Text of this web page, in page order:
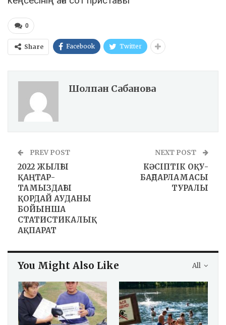
0
Share Facebook Twitter
Шолпан Сабанова
PREV POST
2022 ЖЫЛҒЫ
ҚАҢТАР-
ТАМЫЗДАҒЫ
ҚОРДАЙ АУДАНЫ
БОЙЫНША
СТАТИСТИКАЛЫҚ
АҚПАРАТ
NEXT POST
КӘСІПТІК ОҚУ-
БАҒДАРЛАМАСЫ
ТУРАЛЫ
All
You Might Also Like